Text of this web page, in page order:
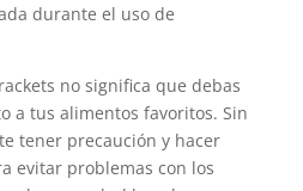
durante el uso de
no significa que debas
a tus alimentos favoritos. Sin
tener precaución y hacer
evitar problemas con los